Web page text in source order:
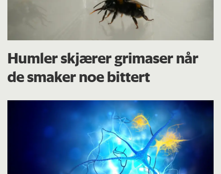
Humler skjærer grimaser når
de smaker noe bittert